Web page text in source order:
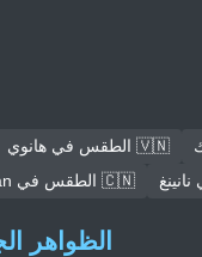
🇻🇳 الطقس في هانوي
🇨🇳 الطقس في Huai'an
الظواهر